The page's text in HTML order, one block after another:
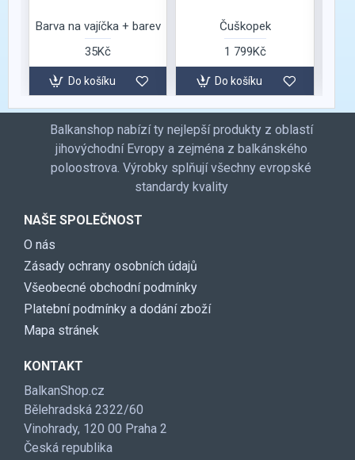
Barva na vajíčka + barev
35Kč
Do košíku
Čuškopek
1 799Kč
Do košíku
Balkanshop nabízí ty nejlepší produkty z oblastí
jihovýchodní Evropy a zejména z balkánského
poloostrova. Výrobky splňují všechny evropské
standardy kvality
NAŠE SPOLEČNOST
O nás
Zásady ochrany osobních údajů
Všeobecné obchodní podmínky
Platební podmínky a dodání zboží
Mapa stránek
KONTAKT
BalkanShop.cz
Bělehradská 2322/60
Vinohrady, 120 00 Praha 2
Česká republika